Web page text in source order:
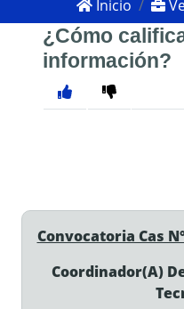
Inicio
¿Cómo
información?
Convocatoria Cas
Coordinador(A)